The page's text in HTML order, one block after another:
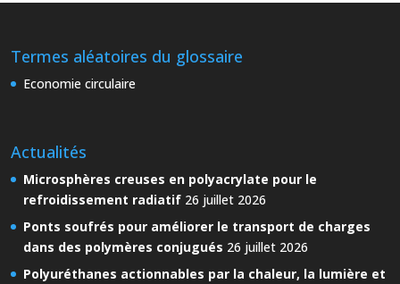
Termes aléatoires du glossaire
Economie circulaire
Actualités
Microsphères creuses en polyacrylate pour le
refroidissement radiatif 26 juillet 2026
Ponts soufrés pour améliorer le transport de charges
dans des polymères conjugués 26 juillet 2026
Polyuréthanes actionnables par la chaleur, la lumière et